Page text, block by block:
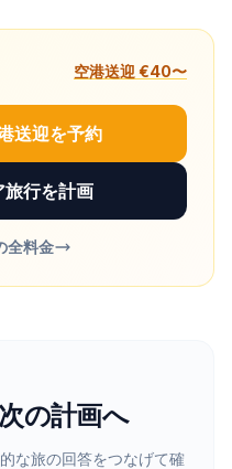
空港送迎 €40〜
送迎を予約
旅行を計画
全料金
の計画へ
な旅の回答をつなげて確